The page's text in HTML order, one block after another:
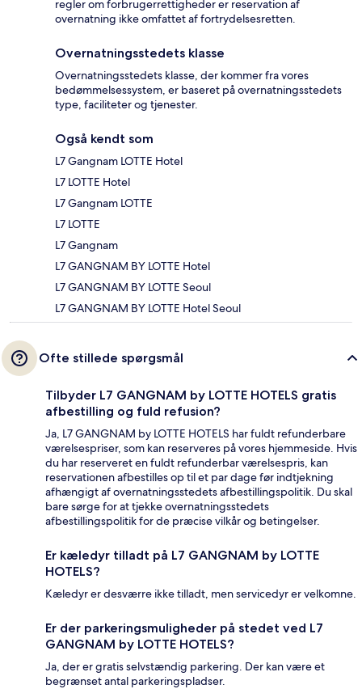
regler om forbrugerrettigheder er reservation af
overnatning ikke omfattet af fortrydelsesretten.
Overnatningsstedets klasse
Overnatningsstedets klasse, der kommer fra vores
bedømmelsessystem, er baseret på overnatningsstedets
type, faciliteter og tjenester.
Også kendt som
L7 Gangnam LOTTE Hotel
L7 LOTTE Hotel
L7 Gangnam LOTTE
L7 LOTTE
L7 Gangnam
L7 GANGNAM BY LOTTE Hotel
L7 GANGNAM BY LOTTE Seoul
L7 GANGNAM BY LOTTE Hotel Seoul
Ofte stillede spørgsmål
Tilbyder L7 GANGNAM by LOTTE HOTELS gratis
afbestilling og fuld refusion?
Ja, L7 GANGNAM by LOTTE HOTELS har fuldt refunderbare
værelsespriser, som kan reserveres på vores hjemmeside. Hvis
du har reserveret en fuldt refunderbar værelsespris, kan
reservationen afbestilles op til et par dage før indtjekning
afhængigt af overnatningsstedets afbestillingspolitik. Du skal
bare sørge for at tjekke overnatningsstedets
afbestillingspolitik for de præcise vilkår og betingelser.
Er kæledyr tilladt på L7 GANGNAM by LOTTE
HOTELS?
Kæledyr er desværre ikke tilladt, men servicedyr er velkomne.
Er der parkeringsmuligheder på stedet ved L7
GANGNAM by LOTTE HOTELS?
Ja, der er gratis selvstændig parkering. Der kan være et
begrænset antal parkeringspladser.